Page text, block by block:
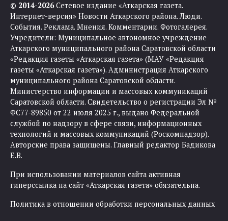
© 2014-2026Сетевое издание «Аткарская газета.
Интернет-версия» Новости Аткарского района. Люди.
События. Реклама. Мнения. Комментарии. Фотогалерея.
Учредители: Муниципальное автономное учреждение
Аткарского муниципального района Саратовской области
«Редакция газеты «Аткарская газета» (МАУ «Редакция
газеты «Аткарская газета»). Администрация Аткарского
муниципального района Саратовской области.
Министерство информации и массовых коммуникаций
Саратовской области. Свидетельство о регистрации Эл №
ФС77-89850 от 22 июля 2025 г., выдано Федеральной
службой по надзору в сфере связи, информационных
технологий и массовых коммуникаций (Роскомнадзор).
Авторские права защищены. Главный редактор Бадикова
Е.В.
При использовании материалов сайта активная
гиперссылка на сайт «Аткарская газета» обязательна.
Политика в отношении обработки персональных данных